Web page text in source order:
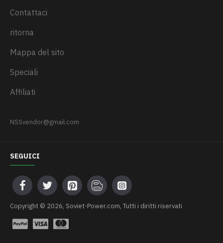
Contattaci
ritorna
Mappa del sito
Speciali
Affiliati
NSSvendor@gmail.com
SEGUICI
Сopyright © 2026, Soviet-Power.com, Tutti i diritti riservati